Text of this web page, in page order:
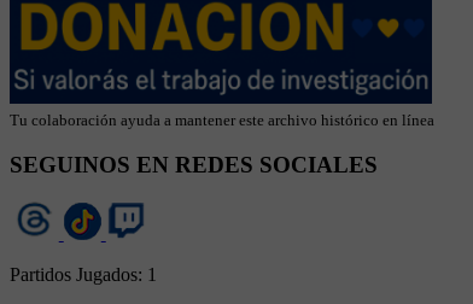
Tu colaboración ayuda a mantener este archivo histórico en línea
SEGUINOS EN REDES SOCIALES
Partidos Jugados: 1